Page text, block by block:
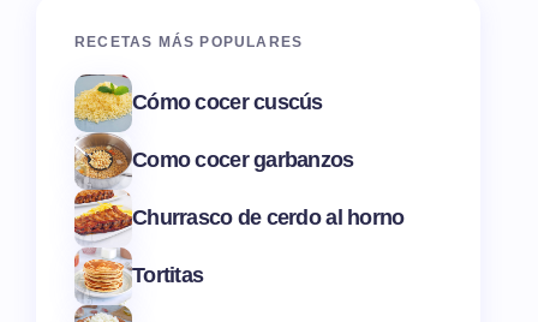
RECETAS MÁS POPULARES
Cómo cocer cuscús
Como cocer garbanzos
Churrasco de cerdo al horno
Tortitas